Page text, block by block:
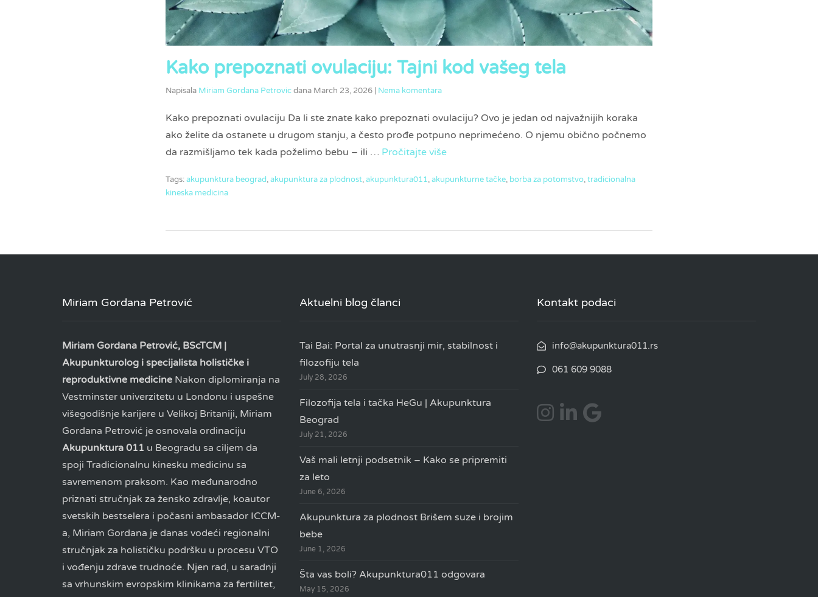
Kako prepoznati ovulaciju: Tajni kod vašeg tela
Napisala Miriam Gordana Petrovicdana March 23, 2026 Nema komentara
Kako prepoznati ovulaciju Da li ste znate kako prepoznati ovulaciju? Ovo je jedan od najvažnijih koraka
ako želite da ostanete u drugom stanju, a često prođe potpuno neprimećeno. O njemu obično počnemo
da razmišljamo tek kada poželimo bebu – ili … Pročitajte više
Tags:akupunktura beograd,akupunktura za plodnost,akupunktura011,akupunkturne tačke, borba za potomstvo,tradicionalna
kineska medicina
Miriam Gordana Petrović
Miriam Gordana Petrović, BScTCM |
Akupunkturolog i specijalista holističke i
reproduktivne medicine Nakon diplomiranja na
Vestminster univerzitetu u Londonu i uspešne
višegodišnje karijere u Velikoj Britaniji, Miriam
Gordana Petrović je osnovala ordinaciju
Akupunktura 011 u Beogradu sa ciljem da
spoji Tradicionalnu kinesku medicinu sa
savremenom praksom. Kao međunarodno
priznati stručnjak za žensko zdravlje, koautor
svetskih bestselera i počasni ambasador ICCM-
a, Miriam Gordana je danas vodeći regionalni
stručnjak za holističku podršku u procesu VTO
i vođenju zdrave trudnoće. Njen rad, u saradnji
sa vrhunskim evropskim klinikama za fertilitet,
Aktuelni blog članci
Tai Bai: Portal za unutrasnji mir, stabilnost i
filozofiju tela
July 28, 2026
Filozofija tela i tačka HeGu | Akupunktura
Beograd
July 21, 2026
Vaš mali letnji podsetnik – Kako se pripremiti
za leto
June 6, 2026
Akupunktura za plodnost Brišem suze i brojim
bebe
June 1, 2026
Šta vas boli? Akupunktura011 odgovara
May 15, 2026
Kontakt podaci
info@akupunktura011.rs
061 609 9088